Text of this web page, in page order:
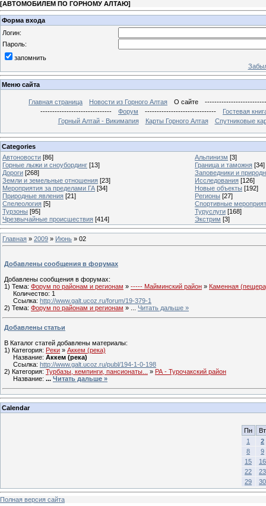
[АВТОМОБИЛЕМ ПО ГОРНОМУ АЛТАЮ]
Форма входа
Логин:
Пароль:
запомнить
Меню сайта
Главная страница Новости из Горного Алтая О сайте
------------------------------
Форум ------------------------------
Гостевая
Горный Алтай - Викимапия
Карты Горного Алтая Спутниковые
Categories
Автоновости [86] Альпинизм [3]
Горные лыжи и сноубординг [13] Граница и таможня [34]
Дороги [268]
Заповедники и
Земли и земельные отношения [23] Исследования [126]
Мероприятия за пределами ГА [34] Новые объекты [192]
Природные явления [21] Регионы [27]
Спелеология [5]
Спортивные
Турзоны [95] Туруслуги [168]
Чрезвычайные происшествия [414] Экстрим [3]
Главная » 2009 » Июнь » 02
Добавлены сообщения в форумах
Добавлены сообщения в форумах:
1) Тема: Форум по районам и регионам » ----- Майминский район » Каменная
Количество: 1
Ссылка: http://www.galt.ucoz.ru/forum/19-379-1
2) Тема: Форум по районам и регионам » Читать дальше »
Добавлены статьи
В Каталог статей добавлены материалы:
1) Категория: Реки » Аккем (река)
Название: Аккем (река)
Ссылка: http://www.galt.ucoz.ru/publ/194-1-0-198
2) Категория: Турбазы, кемпинги, пансионаты... » РА - Турочакский район
Название: ... Читать дальше »
Calendar
Пн
Вт
1
2
8
9
15
16
22
23
29
30
Полная версия сайта